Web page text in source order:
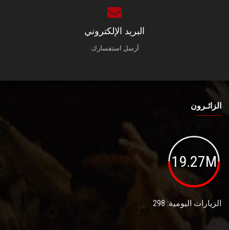
البريد الإلكتروني
أرسل استفسارك.
الزائـرون
19.27M
الزيارات اليومية: 298